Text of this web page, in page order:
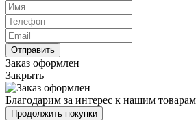
Отправить
Заказ оформлен
Закрыть
Благодарим за интерес к нашим
Продолжить покупки